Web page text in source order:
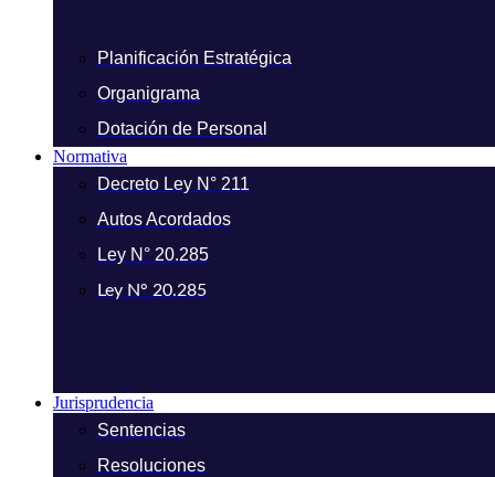
Planificación Estratégica
Organigrama
Dotación de Personal
Normativa
Decreto Ley N° 211
Autos Acordados
Ley N° 20.285
Ley N° 20.285
Jurisprudencia
Sentencias
Resoluciones